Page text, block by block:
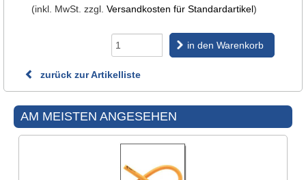
(inkl. MwSt. zzgl. Versandkosten für Standardartikel)
in den Warenkorb
zurück zur Artikelliste
AM MEISTEN ANGESEHEN